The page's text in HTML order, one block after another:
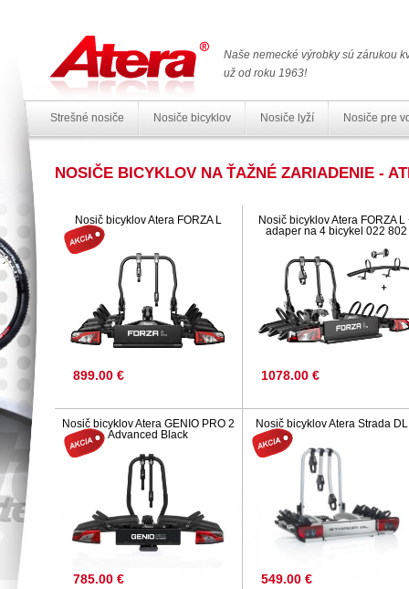
Naše nemecké výrobky sú zárukou
už od roku 1963!
Strešné nosiče Nosiče bicyklov Nosiče lyží Nosiče pre
NOSIČE BICYKLOV NA ŤAŽNÉ ZARIADENIE -
Nosič bicyklov Atera FORZA L
899.00 €
Nosič bicyklov Atera FORZA L
adaper na 4 bicykel 022 802
1078.00 €
Nosič bicyklov Atera GENIO PRO 2
Advanced Black
785.00 €
Nosič bicyklov Atera Strada
549.00 €